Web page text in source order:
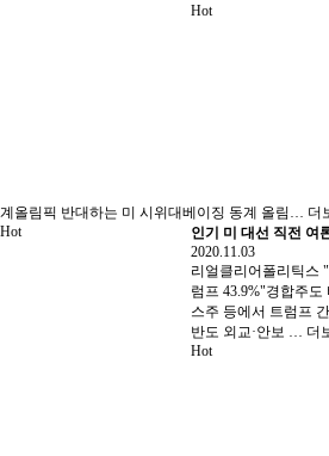
Hot
계올림픽 반대하는 미 시위대베이징 동계 올림… 더
Hot
인기 미 대선 직전 여
2020.11.03
리얼클리어폴리틱스
럼프 43.9%"경합주
스주 등에서 트럼프
반도 외교·안보 … 더
Hot